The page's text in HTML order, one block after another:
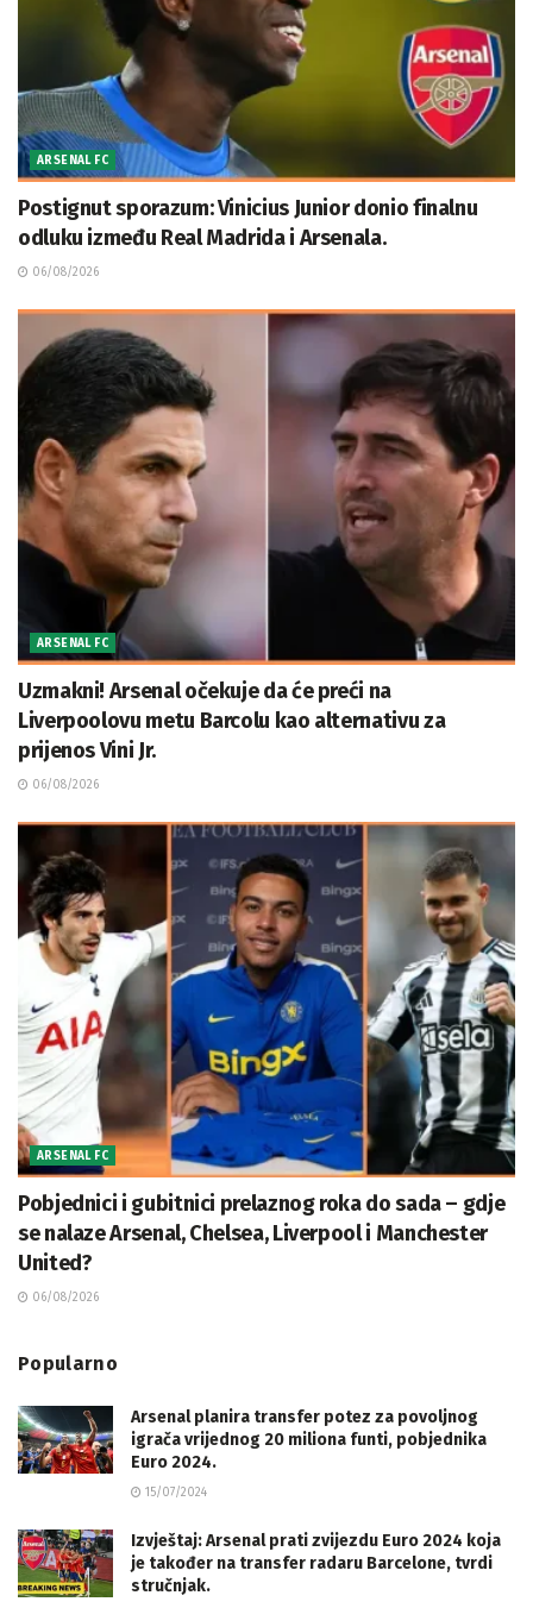
ARSENAL FC
Postignut sporazum: Vinicius Junior donio finalnu
odluku između Real Madrida i Arsenala.
06/08/2026
ARSENAL FC
Uzmakni! Arsenal očekuje da će preći na
Liverpoolovu metu Barcolu kao alternativu za
prijenos Vini Jr.
06/08/2026
ARSENAL FC
Pobjednici i gubitnici prelaznog roka do sada – gdje
se nalaze Arsenal, Chelsea, Liverpool i Manchester
United?
06/08/2026
Popularno
Arsenal planira transfer potez za povoljnog
igrača vrijednog 20 miliona funti, pobjednika
Euro 2024.
15/07/2024
Izvještaj: Arsenal prati zvijezdu Euro 2024 koja
je također na transfer radaru Barcelone, tvrdi
stručnjak.